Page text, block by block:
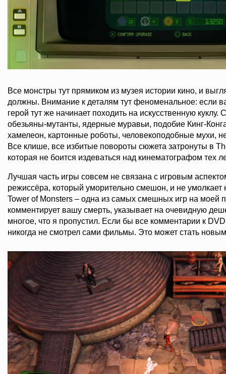
Все монстры тут прямиком из музея истории кино, и
должны. Внимание к деталям тут феноменальное: если
герой тут же начинает походить на искусственную куклу.
обезьяны-мутанты, ядерные муравьи, подобие Кинг-
хамелеон, картонные роботы, человекоподобные мухи,
Все клише, все избитые повороты сюжета затронуты в
которая не боится издеваться над кинематографом тех
Лучшая часть игры совсем не связана с игровым
режиссёра, который уморительно смешон, и не умолкает
Tower of Monsters – одна из самых смешных игр на моей
комментирует вашу смерть, указывает на очевидную
многое, что я пропустил. Если бы все комментарии к
никогда не смотрел сами фильмы. Это может стать